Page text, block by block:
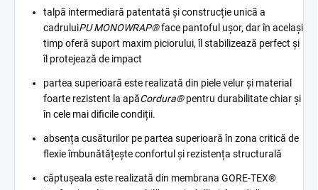
talpă intermediară patentată și construcție unică a
cadruluiPU MONOWRAP®face pantoful ușor, dar în același
timp oferă suport maxim piciorului, îl stabilizează perfect și
îl protejează de impact
partea superioară este realizată din piele velur și material
foarte rezistent la apăCordura®pentru durabilitate chiar și
în cele mai dificile condiții.
absența cusăturilor pe partea superioară în zona critică de
flexie îmbunătățește confortul și rezistența structurală
căptușeala este realizată din membrana GORE-TEX®